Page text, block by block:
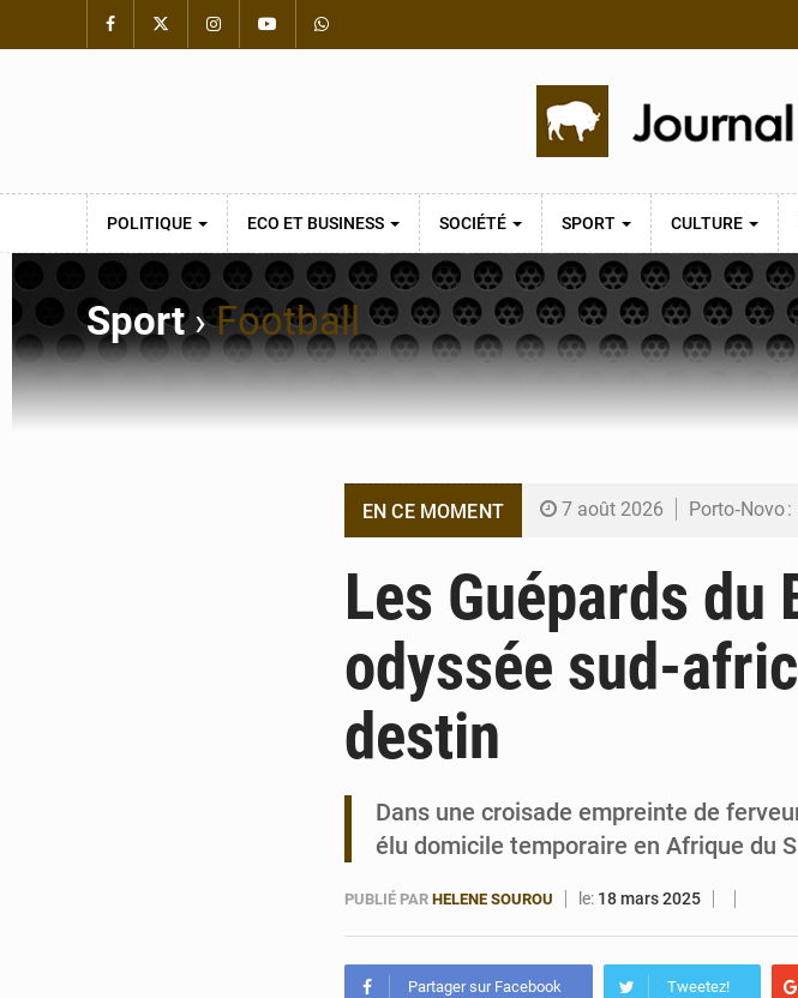
POLITIQUE ECO ET BUSINESS SOCIÉTÉ SPORT CULTURE
Sport›Football
EN CE MOMENT 7 août 2026 Porto‑Novo
6 août 2026 Bénin :
6 août 2026 Bénin et
Les Guépards du
odyssée sud-
destin
Dans une croisade empreinte de
élu domicile temporaire en Afrique du
PUBLIÉ PAR HELENE SOUROU le: 18 mars 2025
Partager sur Facebook Tweetez!